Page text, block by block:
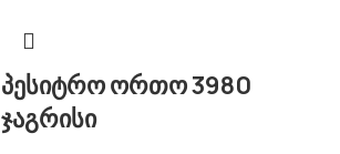
პესიტრო ორთო 3980
ჯაგრისი